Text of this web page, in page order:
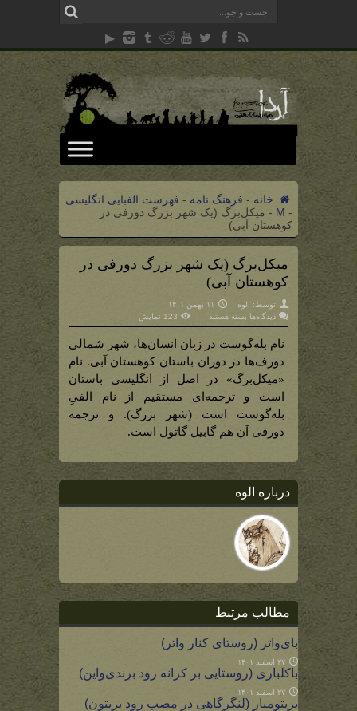
خانه - فرهنگ نامه - فهرست الفبایی انگلیسی
-
M
- میکل‌برگ (یک شهر بزرگ دورفی در
کوهستان آبی)
میکل‌برگ (یک شهر بزرگ دورفی در
کوهستان آبی)
توسط: الوه
۱۱ بهمن ۱۴۰۱
دیدگاه‌ها برای
شهر
بزرگ
دورفی
در
کوهستان
آبی)
بسته هستند 123 نمایش
نام بله‌گوست در زبان انسان‌ها، شهر شمالی
دورف‌ها در دوران باستان کوهستان آبی. نام
«میکل‌برگ» در اصل از انگلیسی باستان
است و ترجمه‌ای مستقیم از نام الفیِ
بله‌گوست است (شهر بزرگ). و ترجمه
دورفی آن هم گابیل گاتول است.
درباره الوه
مطالب مرتبط
بای‌واتر (روستای کنار واتر)
۲۷ اسفند ۱۴۰۱
باکلباری (روستایی بر کرانه رود برندی‌واین)
۲۷ اسفند ۱۴۰۱
بریتومبار (لنگرگاهی در مصب رود بریتون)